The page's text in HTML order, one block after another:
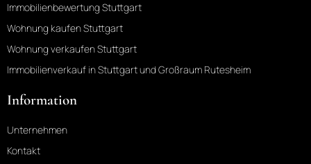
Immobilienbewertung Stuttgart
Wohnung kaufen Stuttgart
Wohnung verkaufen Stuttgart
Immobilienverkauf in Stuttgart und Großraum Rutesheim
Information
Unternehmen
Kontakt